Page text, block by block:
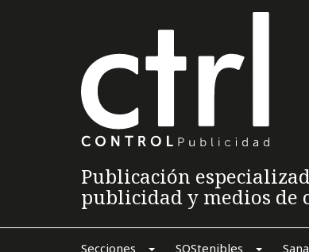
Publicación
publicidad y medios de
Secciones SOStenibles